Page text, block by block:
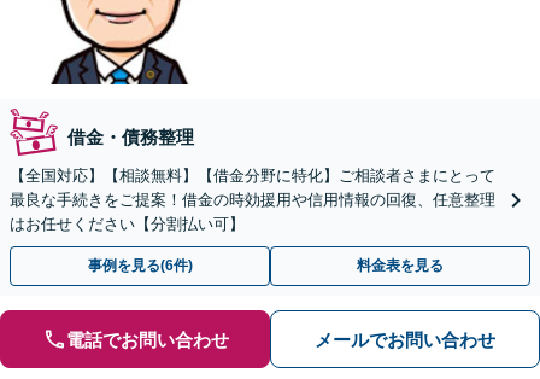
借金・債務整理
【全国対応】【相談無料】【借金分野に特化】ご相談者さまにとって
最良な手続きをご提案！借金の時効援用や信用情報の回復、任意整理
はお任せください【分割払い可】
事例を見る(6件) 料金表を見る
電話でお問い合わせ メールでお問い合わせ